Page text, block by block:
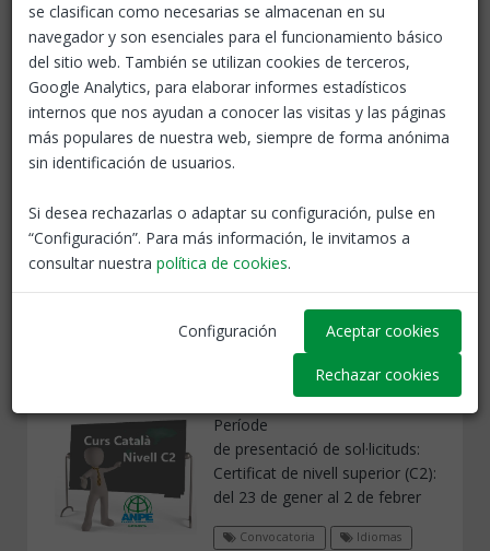
Convocatòria prova oficial certificat de
nivell superior de català (C2)
Catalunya 19 Ene, 2026
Termini
inscripció: 20 al 29 de gener de
2026
Català: Convocatòria de proves 2023
Període
de presentació de sol·licituds:
Certificat de nivell superior (C2):
del 23 de gener al 2 de febrer
Convocatoria
Idiomas
se clasifican como necesarias se almacenan en su
navegador y son esenciales para el funcionamiento básico
del sitio web. También se utilizan cookies de terceros,
Google Analytics, para elaborar informes estadísticos
internos que nos ayudan a conocer las visitas y las páginas
más populares de nuestra web, siempre de forma anónima
sin identificación de usuarios.
Si desea rechazarlas o adaptar su configuración, pulse en
“Configuración”. Para más información, le invitamos a
consultar nuestra política de cookies.
Configuración Aceptar cookies
Rechazar cookies